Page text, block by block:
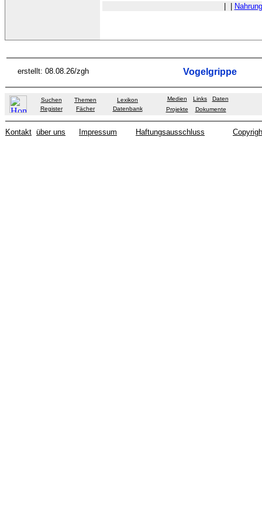
Nahrung
erstellt: 08.08.26/zgh Vogelgrippe
Suchen Themen
Lexikon
Register
Fächer Datenbank
Medien Links
Daten
Projekte
Dokumente
Kontakt über uns Impressum Haftungsausschluss